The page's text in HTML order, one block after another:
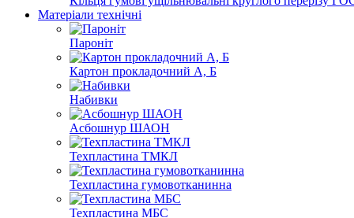
Матеріали технічні
Пароніт
Картон прокладочний А, Б
Набивки
Асбошнур ШАОН
Техпластина ТМКЛ
Техпластина гумовотканинна
Техпластина МБС